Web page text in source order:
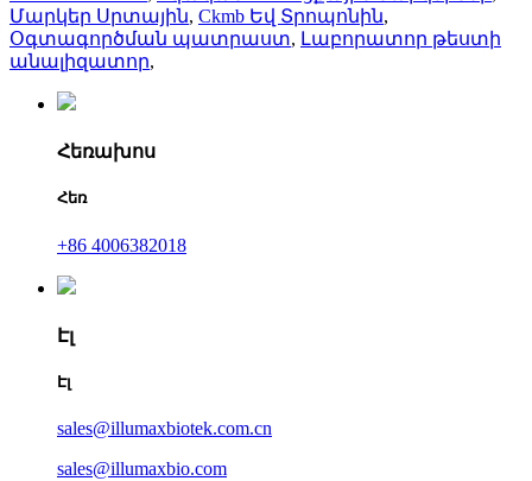
Մարկեր Սրտային, Ckmb Եվ Տրոպոնին,
Օգտագործման պատրաստ, Լաբորատոր թեստի
անալիզատոր,
Հեռախոս
Հեռ
+86 4006382018
Էլ
Էլ
sales@illumaxbiotek.com.cn
sales@illumaxbio.com